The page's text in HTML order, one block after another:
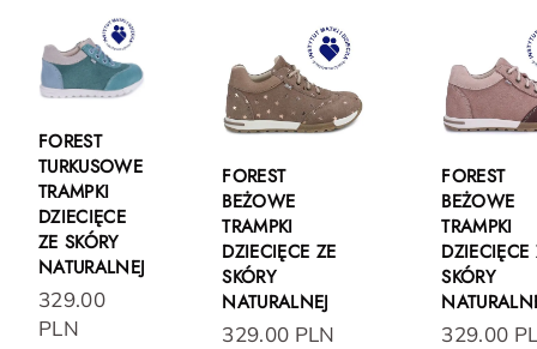
FOREST
TURKUSOWE
TRAMPKI
DZIECIĘCE
ZE SKÓRY
NATURALNEJ
329.00
PLN
FOREST
BEŻOWE
TRAMPKI
DZIECIĘCE ZE
SKÓRY
NATURALNEJ
329.00 PLN
FOREST
BEŻOWE
TRAMPKI
DZIECIĘCE
SKÓRY
329.00